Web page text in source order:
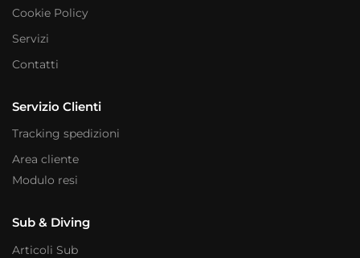
Cookie Policy
Servizi
Contatti
Servizio Clienti
Tracking spedizioni
Area cliente
Modulo resi
Sub & Diving
Articoli Sub